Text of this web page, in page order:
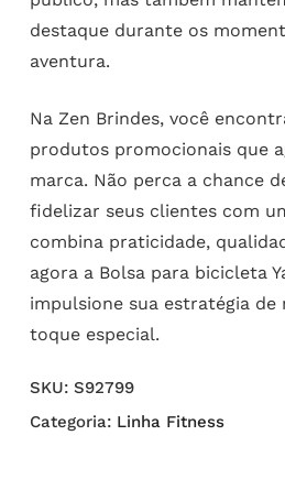
destaque durante os
aventura.
Na Zen Brindes, você
produtos promocionais que
marca. Não perca a chance
fidelizar seus clientes com
combina praticidade,
agora a Bolsa para bicicleta
impulsione sua estratégia
toque especial.
SKU: S92799
Categoria: Linha Fitness